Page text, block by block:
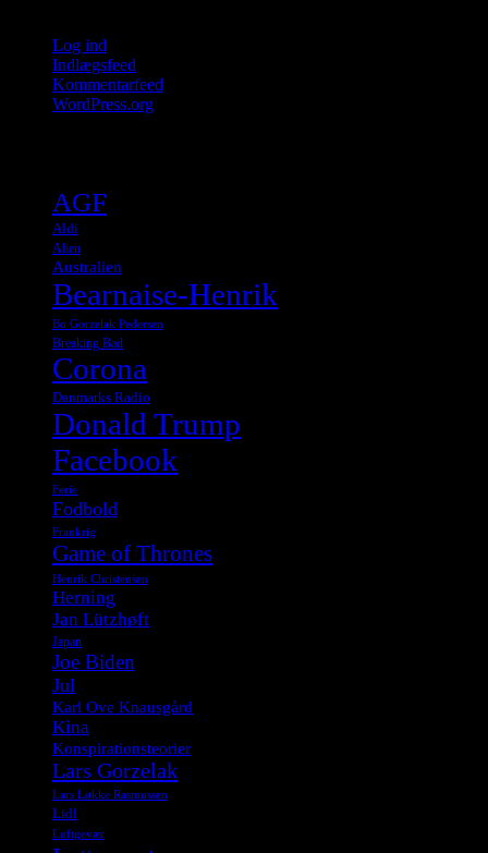
Log ind
Indlægsfeed
Kommentarfeed
WordPress.org
AGF
Aldi
Alien
Australien
Bearnaise-Henrik
Bo Gorzelak Pedersen
Breaking Bad
Corona
Danmarks Radio
Donald Trump
Facebook
Ferie
Fodbold
Frankrig
Game of Thrones
Henrik Christensen
Herning
Jan Lützhøft
Japan
Joe Biden
Jul
Karl Ove Knausgård
Kina
Konspirationsteorier
Lars Gorzelak
Lars Løkke Rasmussen
Lidl
Luftgevær